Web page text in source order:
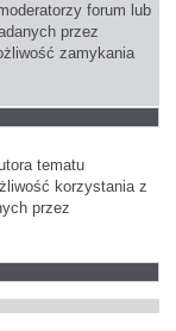
forum lub
przez
zamykania
tematu
korzystania z
przez